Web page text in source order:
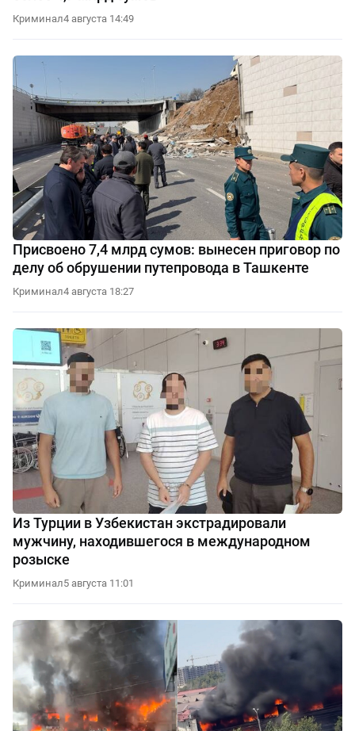
Криминал4 августа 14:49
Присвоено 7,4 млрд сумов: вынесен приговор по
делу об обрушении путепровода в Ташкенте
Криминал4 августа 18:27
Из Турции в Узбекистан экстрадировали
мужчину, находившегося в международном
розыске
Криминал5 августа 11:01